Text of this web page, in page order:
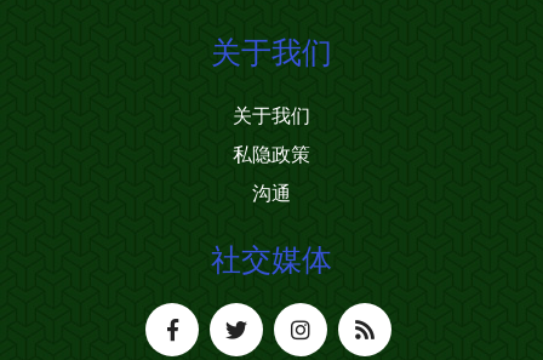
关于我们
关于我们
私隐政策
沟通
社交媒体